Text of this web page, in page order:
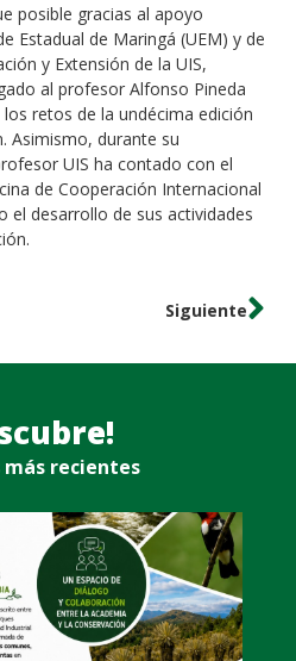
posible gracias al apoyo
Estadual de Maringá (UEM) y de
y Extensión de la UIS,
al profesor Alfonso Pineda
retos de la undécima edición
Asimismo, durante su
UIS ha contado con el
de Cooperación Internacional
el desarrollo de sus actividades
Siguiente
recientes